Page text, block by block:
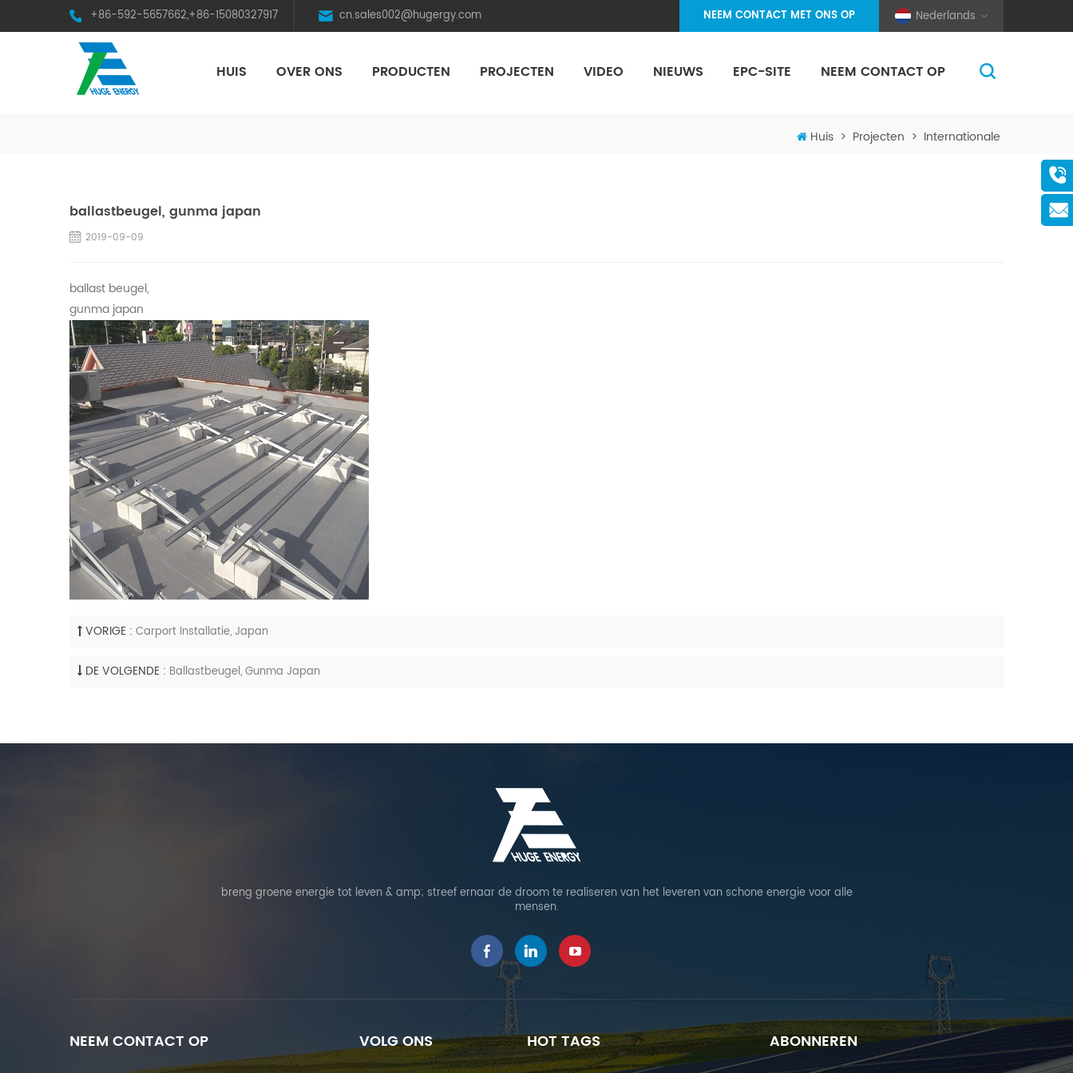
+86-592-5657662,+86-15080327917 cn.sales002@hugergy.com Nederlands
NEEM CONTACT MET ONS OP
HUIS OVER ONS PRODUCTEN PROJECTEN VIDEO NIEUWS EPC-SITE NEEM CONTACT OP
Huis > Projecten > Internationale
ballastbeugel, gunma japan
2019-09-09
ballast beugel,
gunma japan
VORIGE : Carport Installatie, Japan
DE VOLGENDE : Ballastbeugel, Gunma Japan
breng groene energie tot leven & amp; streef ernaar de droom te realiseren van het leveren van schone energie voor alle
mensen.
NEEM CONTACT OP VOLG ONS HOT TAGS ABONNEREN